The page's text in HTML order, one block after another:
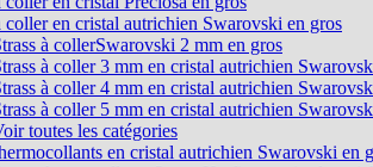
coller en cristal autrichien Swarovski en gros
à collerSwarovski 2 mm en gros
à coller 3 mm en cristal autrichien
à coller 4 mm en cristal autrichien
à coller 5 mm en cristal autrichien
toutes les catégories
en cristal autrichien Swarovski en